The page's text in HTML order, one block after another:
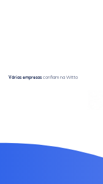
Várias empresas confiam na Witto